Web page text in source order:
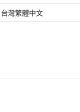
灣繁體中文